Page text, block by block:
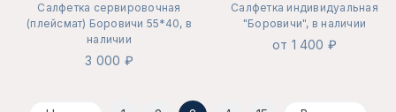
Салфетка сервировочная
(плейсмат) Боровичи 55*40, в
наличии
3 000 ₽
Салфетка индивидуальная
"Боровичи", в наличии
от 1 400 ₽